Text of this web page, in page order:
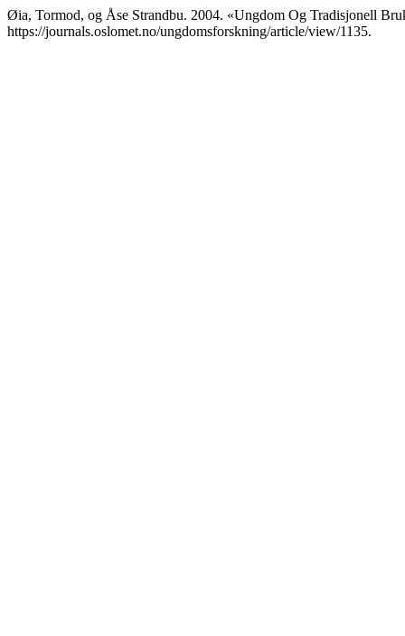
Øia, Tormod, og Åse Strandbu. 2004. «Ungdom Og Tradisjonell
https://journals.oslomet.no/ungdomsforskning/article/view/1135.